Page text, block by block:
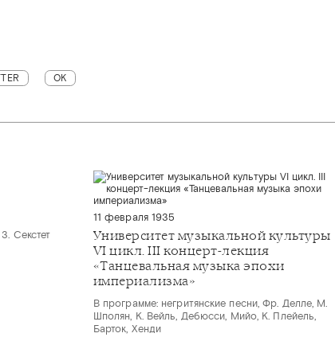
OK
11 февраля 1935
Университет музыкальной культуры
VI цикл. III концерт-лекция
«Танцевальная музыка эпохи
империализма»
В программе: негритянские песни, Фр. Делле, М.
Шполян, К. Вейль, Дебюсси, Мийо, К. Плейель,
Барток, Хенди
Секстет